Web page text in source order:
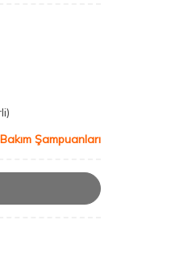
Şampuanları